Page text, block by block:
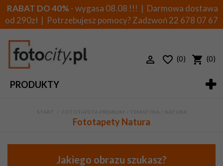
RABAT DO 40% - wygasa 08.08 !!! | Darmowa dostawa
od 290zł | Potrzebujesz pomocy? Zadzwoń22 678 07 67
PRODUKTY
(0) (0)
Fototapety Natura
Jakiego obrazu szukasz?